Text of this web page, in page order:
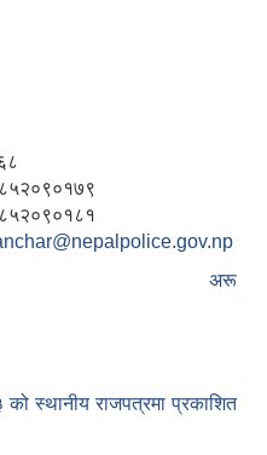
अरू
स्थानीय राजपत्रमा प्रकाशित